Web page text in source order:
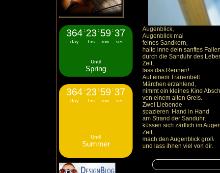
364
day
: 23
hrs
: 59
min
:36
sec
Until
Spring
364
day
: 23
hrs
: 59
min
:36
sec
Until
Summer
Augenblick,
Augenblick mal
feines Sandkorn,
halte inne dein sanftes
durch die Sanduhr des
Zeit,
lass das Rennen!
Auf einem Tränenbett
Märchen erzählend,
nimmt ein kleines Kind
von einem alten Greis.
Zwei Liebende
spazieren Hand in Hand
am Strand der Sanduhr,
küssen sich zärtlich im
Zeit,
mach den Augenblick groß
und lass ihnen viel von dir.